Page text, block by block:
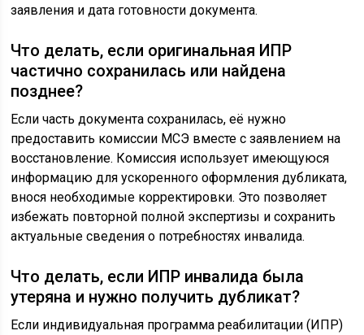
заявления и дата готовности документа.
Что делать, если оригинальная ИПР
частично сохранилась или найдена
позднее?
Если часть документа сохранилась, её нужно
предоставить комиссии МСЭ вместе с заявлением на
восстановление. Комиссия использует имеющуюся
информацию для ускоренного оформления дубликата,
внося необходимые корректировки. Это позволяет
избежать повторной полной экспертизы и сохранить
актуальные сведения о потребностях инвалида.
Что делать, если ИПР инвалида была
утеряна и нужно получить дубликат?
Если индивидуальная программа реабилитации (ИПР)